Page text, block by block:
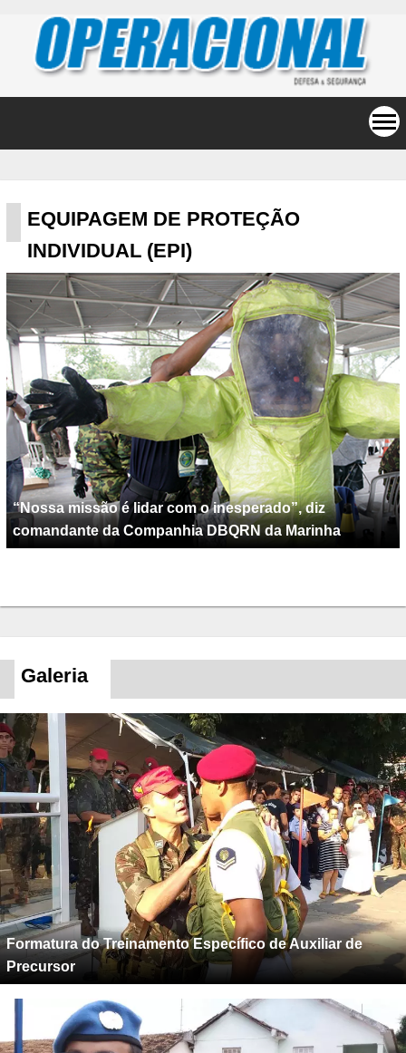
EQUIPAGEM DE PROTEÇÃO
INDIVIDUAL (EPI)
“Nossa missão é lidar com o inesperado”, diz
comandante da Companhia DBQRN da Marinha
Galeria
Formatura do Treinamento Específico de Auxiliar de
Precursor